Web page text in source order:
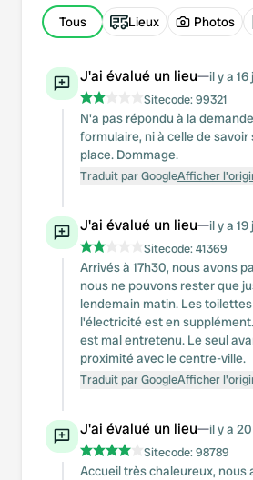
Tous Lieux Photos
J'ai évalué un lieu—il y a
Sitecode:99321
N'a pas répondu à la
formulaire, ni à celle de savoir
place. Dommage.
Traduit par GoogleAfficher
J'ai évalué un lieu—il y a
Sitecode:41369
Arrivés à 17h30, nous avons
nous ne pouvons rester que
lendemain matin. Les
l'électricité est en
est mal entretenu. Le seul
proximité avec le centre-ville.
Traduit par GoogleAfficher
J'ai évalué un lieu—il y a
Sitecode:98789
Accueil très chaleureux, nous